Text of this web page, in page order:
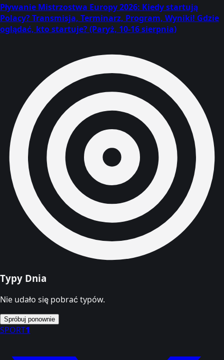
Pływanie Mistrzostwa Europy 2026: Kiedy startują
Polacy? Transmisja, Terminarz, Program, Wyniki! Gdzie
oglądać, kto startuje? (Paryż, 10-16 sierpnia)
Typy Dnia
Nie udało się pobrać typów.
Spróbuj ponownie
SPORT1